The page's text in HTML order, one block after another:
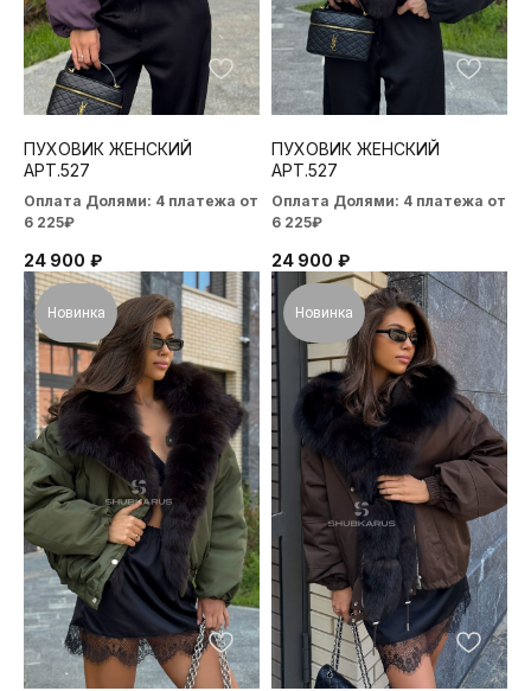
ПУХОВИК ЖЕНСКИЙ
АРТ.527
Оплата Долями: 4 платежа от
6 225₽
24 900 ₽
ПУХОВИК ЖЕНСКИЙ
АРТ.527
Оплата Долями: 4 платежа от
6 225₽
24 900 ₽
Новинка Новинка